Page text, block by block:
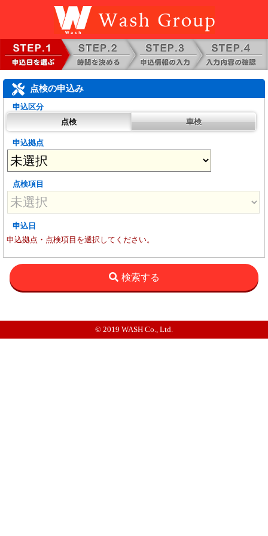
点検の申込み
申込区分
点検
車検
申込拠点
点検項目
申込日
申込拠点・点検項目を選択してください。
検索する
© 2019 WASH Co., Ltd.